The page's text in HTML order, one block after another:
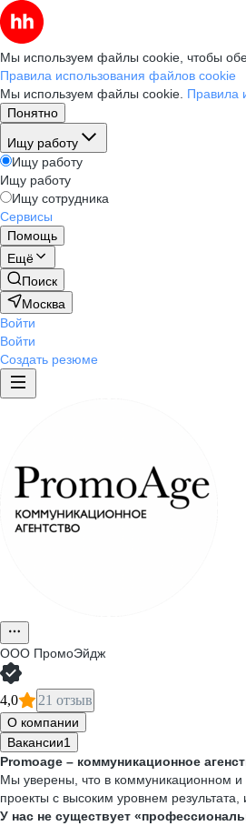
Мы используем файлы cookie, чтобы
Правила использования файлов cookie
Мы используем файлы cookie. Правила
Понятно
Ищу работу
Ищу работу
Ищу работу
Ищу сотрудника
Сервисы
Помощь
Ещё
Поиск
Москва
Войти
Войти
Создать резюме
ООО ПромоЭйдж
4,0 21 отзыв
О компании
Вакансии1
Promoage – коммуникационное
Мы уверены, что в коммуникационном и
проекты с высоким уровнем результата,
У нас не существует